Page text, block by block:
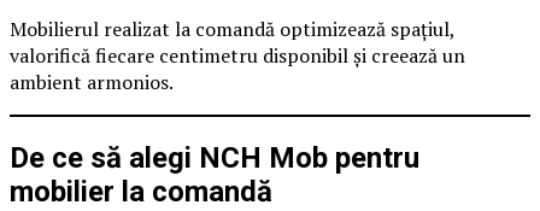
Mobilierul realizat la comandă optimizează spațiul,
valorifică fiecare centimetru disponibil și creează un
ambient armonios.
De ce să alegi NCH Mob pentru
mobilier la comandă